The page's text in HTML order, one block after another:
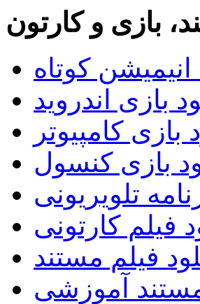
بازی و کارتون
انیمیشن کوتاه
بازی اندروید
بازی کامپیوتر
بازی کنسول
تلویریونی
فیلم کارتونی
فیلم مستند
مستند آموزشی